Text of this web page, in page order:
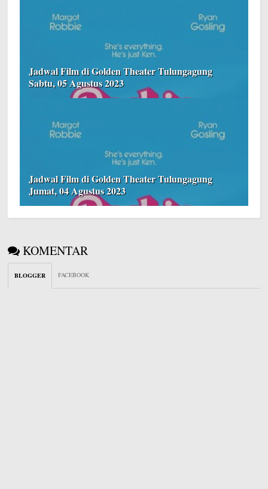
Jadwal Film di Golden Theater Tulungagung
Sabtu, 05 Agustus 2023
Jadwal Film di Golden Theater Tulungagung
Jumat, 04 Agustus 2023
KOMENTAR
BLOGGER FACEBOOK